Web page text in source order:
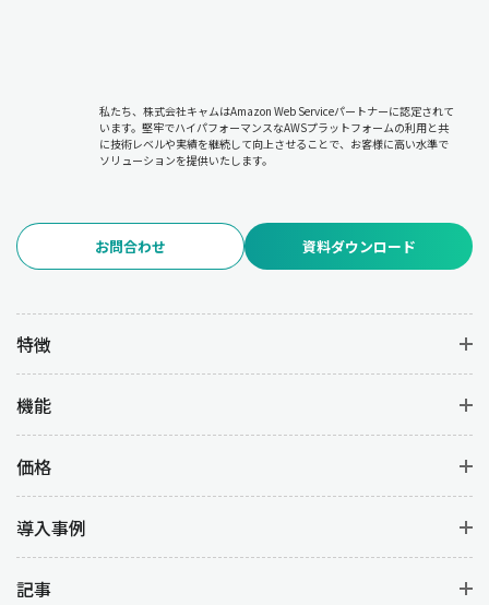
私たち、株式会社キャムはAmazon Web Serviceパートナーに認定されて
います。堅牢でハイパフォーマンスなAWSプラットフォームの利用と共
に技術レベルや実績を継続して向上させることで、お客様に高い水準で
ソリューションを提供いたします。
お問合わせ 資料ダウンロード
特徴
機能
価格
導入事例
記事